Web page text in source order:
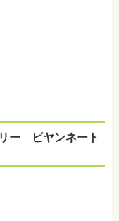
リー ビヤンネート